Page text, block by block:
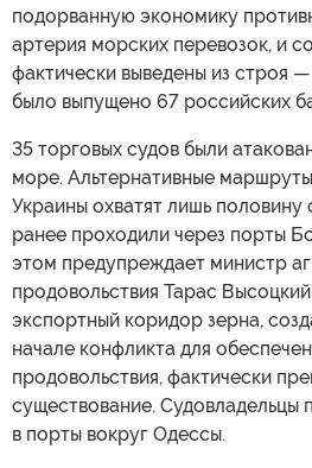
подорванную экономику
артерия морских перевозок, и
фактически выведены из строя
было выпущено 67 российских
35 торговых судов были
море. Альтернативные
Украины охватят лишь
ранее проходили через порты
этом предупреждает министр
продовольствия Тарас
экспортный коридор зерна,
начале конфликта для
продовольствия, фактически
существование. Судовладельцы
в порты вокруг Одессы.